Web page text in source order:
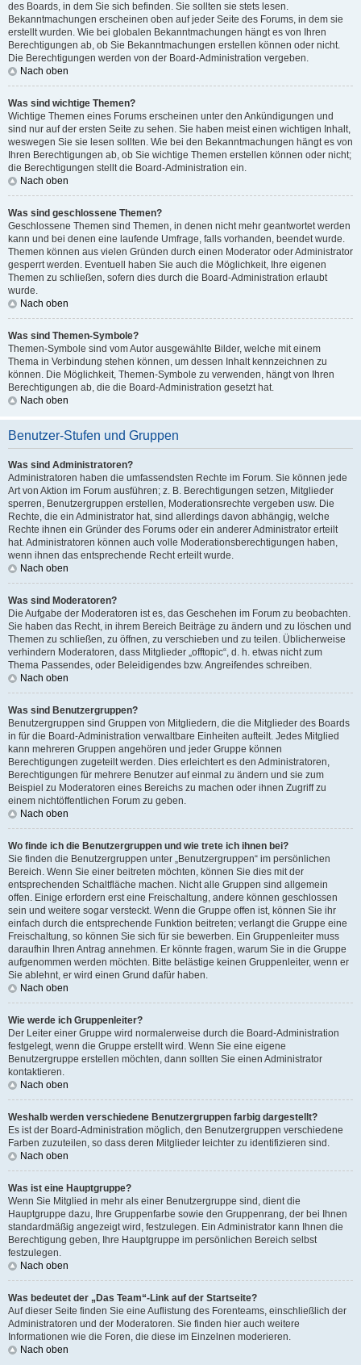
des Boards, in dem Sie sich befinden. Sie sollten sie stets lesen.
Bekanntmachungen erscheinen oben auf jeder Seite des Forums, in dem sie
erstellt wurden. Wie bei globalen Bekanntmachungen hängt es von Ihren
Berechtigungen ab, ob Sie Bekanntmachungen erstellen können oder nicht.
Die Berechtigungen werden von der Board-Administration vergeben.
Nach oben
Was sind wichtige Themen?
Wichtige Themen eines Forums erscheinen unter den Ankündigungen und
sind nur auf der ersten Seite zu sehen. Sie haben meist einen wichtigen Inhalt,
weswegen Sie sie lesen sollten. Wie bei den Bekanntmachungen hängt es von
Ihren Berechtigungen ab, ob Sie wichtige Themen erstellen können oder nicht;
die Berechtigungen stellt die Board-Administration ein.
Nach oben
Was sind geschlossene Themen?
Geschlossene Themen sind Themen, in denen nicht mehr geantwortet werden
kann und bei denen eine laufende Umfrage, falls vorhanden, beendet wurde.
Themen können aus vielen Gründen durch einen Moderator oder Administrator
gesperrt werden. Eventuell haben Sie auch die Möglichkeit, Ihre eigenen
Themen zu schließen, sofern dies durch die Board-Administration erlaubt
wurde.
Nach oben
Was sind Themen-Symbole?
Themen-Symbole sind vom Autor ausgewählte Bilder, welche mit einem
Thema in Verbindung stehen können, um dessen Inhalt kennzeichnen zu
können. Die Möglichkeit, Themen-Symbole zu verwenden, hängt von Ihren
Berechtigungen ab, die die Board-Administration gesetzt hat.
Nach oben
Benutzer-Stufen und Gruppen
Was sind Administratoren?
Administratoren haben die umfassendsten Rechte im Forum. Sie können jede
Art von Aktion im Forum ausführen; z. B. Berechtigungen setzen, Mitglieder
sperren, Benutzergruppen erstellen, Moderationsrechte vergeben usw. Die
Rechte, die ein Administrator hat, sind allerdings davon abhängig, welche
Rechte ihnen ein Gründer des Forums oder ein anderer Administrator erteilt
hat. Administratoren können auch volle Moderationsberechtigungen haben,
wenn ihnen das entsprechende Recht erteilt wurde.
Nach oben
Was sind Moderatoren?
Die Aufgabe der Moderatoren ist es, das Geschehen im Forum zu beobachten.
Sie haben das Recht, in ihrem Bereich Beiträge zu ändern und zu löschen und
Themen zu schließen, zu öffnen, zu verschieben und zu teilen. Üblicherweise
verhindern Moderatoren, dass Mitglieder „offtopic“, d. h. etwas nicht zum
Thema Passendes, oder Beleidigendes bzw. Angreifendes schreiben.
Nach oben
Was sind Benutzergruppen?
Benutzergruppen sind Gruppen von Mitgliedern, die die Mitglieder des Boards
in für die Board-Administration verwaltbare Einheiten aufteilt. Jedes Mitglied
kann mehreren Gruppen angehören und jeder Gruppe können
Berechtigungen zugeteilt werden. Dies erleichtert es den Administratoren,
Berechtigungen für mehrere Benutzer auf einmal zu ändern und sie zum
Beispiel zu Moderatoren eines Bereichs zu machen oder ihnen Zugriff zu
einem nichtöffentlichen Forum zu geben.
Nach oben
Wo finde ich die Benutzergruppen und wie trete ich ihnen bei?
Sie finden die Benutzergruppen unter „Benutzergruppen“ im persönlichen
Bereich. Wenn Sie einer beitreten möchten, können Sie dies mit der
entsprechenden Schaltfläche machen. Nicht alle Gruppen sind allgemein
offen. Einige erfordern erst eine Freischaltung, andere können geschlossen
sein und weitere sogar versteckt. Wenn die Gruppe offen ist, können Sie ihr
einfach durch die entsprechende Funktion beitreten; verlangt die Gruppe eine
Freischaltung, so können Sie sich für sie bewerben. Ein Gruppenleiter muss
daraufhin Ihren Antrag annehmen. Er könnte fragen, warum Sie in die Gruppe
aufgenommen werden möchten. Bitte belästige keinen Gruppenleiter, wenn er
Sie ablehnt, er wird einen Grund dafür haben.
Nach oben
Wie werde ich Gruppenleiter?
Der Leiter einer Gruppe wird normalerweise durch die Board-Administration
festgelegt, wenn die Gruppe erstellt wird. Wenn Sie eine eigene
Benutzergruppe erstellen möchten, dann sollten Sie einen Administrator
kontaktieren.
Nach oben
Weshalb werden verschiedene Benutzergruppen farbig dargestellt?
Es ist der Board-Administration möglich, den Benutzergruppen verschiedene
Farben zuzuteilen, so dass deren Mitglieder leichter zu identifizieren sind.
Nach oben
Was ist eine Hauptgruppe?
Wenn Sie Mitglied in mehr als einer Benutzergruppe sind, dient die
Hauptgruppe dazu, Ihre Gruppenfarbe sowie den Gruppenrang, der bei Ihnen
standardmäßig angezeigt wird, festzulegen. Ein Administrator kann Ihnen die
Berechtigung geben, Ihre Hauptgruppe im persönlichen Bereich selbst
festzulegen.
Nach oben
Was bedeutet der „Das Team“-Link auf der Startseite?
Auf dieser Seite finden Sie eine Auflistung des Forenteams, einschließlich der
Administratoren und der Moderatoren. Sie finden hier auch weitere
Informationen wie die Foren, die diese im Einzelnen moderieren.
Nach oben